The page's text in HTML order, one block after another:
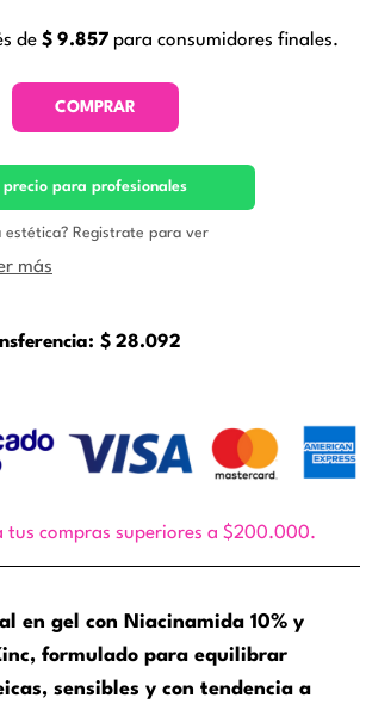
de $ 9.857 para consumidores finales.
COMPRAR
precio para profesionales
estética? Registrate para ver
más
$ 28.092
tus compras superiores a $200.000.
en gel con Niacinamida 10% y
formulado para equilibrar
sensibles y con tendencia a